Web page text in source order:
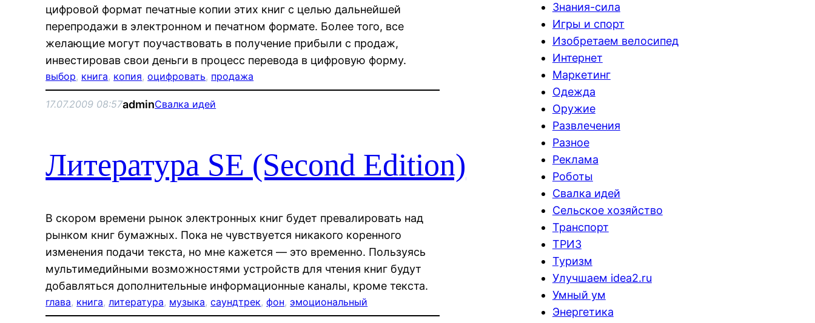
цифровой формат печатные копии этих книг с целью дальнейшей
перепродажи в электронном и печатном формате. Более того, все
желающие могут поучаствовать в получение прибыли с продаж,
инвестировав свои деньги в процесс перевода в цифровую форму.
выбор, книга, копия, оцифровать, продажа
17.07.2009 08:57adminСвалка идей
Литература SE (Second Edition)
В скором времени рынок электронных книг будет превалировать над
рынком книг бумажных. Пока не чувствуется никакого коренного
изменения подачи текста, но мне кажется — это временно. Пользуясь
мультимедийными возможностями устройств для чтения книг будут
добавляться дополнительные информационные каналы, кроме текста.
глава, книга, литература, музыка, саундтрек, фон, эмоциональный
Знания-сила
Игры и спорт
Изобретаем велосипед
Интернет
Маркетинг
Одежда
Оружие
Развлечения
Разное
Реклама
Роботы
Свалка идей
Сельское хозяйство
Транспорт
ТРИЗ
Туризм
Улучшаем idea2.ru
Умный ум
Энергетика